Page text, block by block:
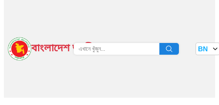
বাংলাদেশ জাতীয় তথ্য বাতায়ন BN